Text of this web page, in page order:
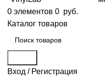
0 элементов 0 руб.
Каталог товаров
Вход / Регистрация